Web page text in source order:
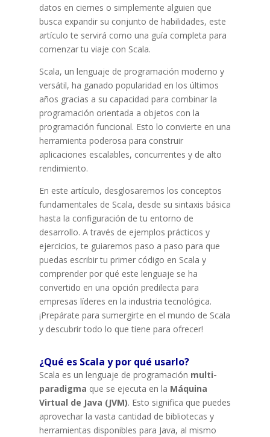
datos en ciernes o simplemente alguien que
busca expandir su conjunto de habilidades, este
artículo te servirá como una guía completa para
comenzar tu viaje con Scala.
Scala, un lenguaje de programación moderno y
versátil, ha ganado popularidad en los últimos
años gracias a su capacidad para combinar la
programación orientada a objetos con la
programación funcional. Esto lo convierte en una
herramienta poderosa para construir
aplicaciones escalables, concurrentes y de alto
rendimiento.
En este artículo, desglosaremos los conceptos
fundamentales de Scala, desde su sintaxis básica
hasta la configuración de tu entorno de
desarrollo. A través de ejemplos prácticos y
ejercicios, te guiaremos paso a paso para que
puedas escribir tu primer código en Scala y
comprender por qué este lenguaje se ha
convertido en una opción predilecta para
empresas líderes en la industria tecnológica.
¡Prepárate para sumergirte en el mundo de Scala
y descubrir todo lo que tiene para ofrecer!
¿Qué es Scala y por qué usarlo?
Scala es un lenguaje de programación multi-
paradigma que se ejecuta en la Máquina
Virtual de Java (JVM). Esto significa que puedes
aprovechar la vasta cantidad de bibliotecas y
herramientas disponibles para Java, al mismo